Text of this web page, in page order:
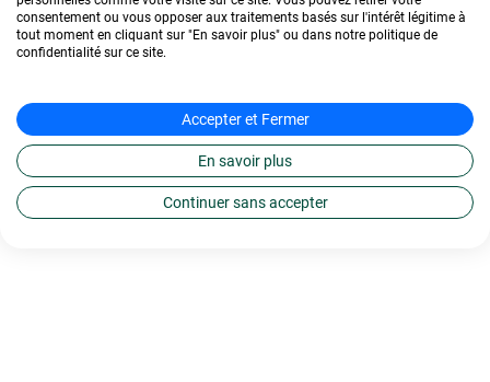
consentement ou vous opposer aux traitements basés sur l'intérêt légitime à
tout moment en cliquant sur "En savoir plus" ou dans notre politique de
confidentialité sur ce site.
Accepter et Fermer
En savoir plus
Continuer sans accepter